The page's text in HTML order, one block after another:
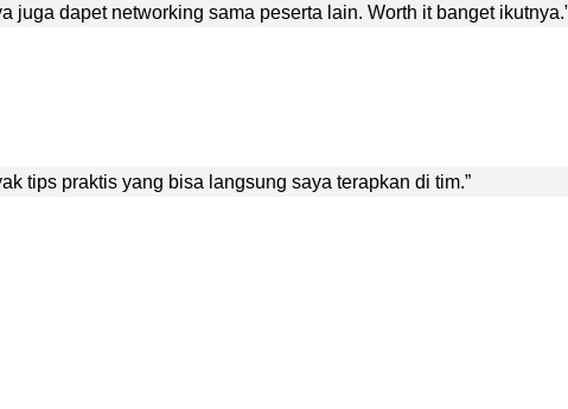
juga dapet networking sama peserta lain. Worth it banget
tips praktis yang bisa langsung saya terapkan di tim.”